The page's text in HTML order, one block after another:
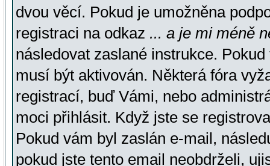
dvou věcí. Pokud je umožněna
registraci na odkaz ... a je mi méně
následovat zaslané instrukce.
musí být aktivován. Některá fóra
registrací, buď Vámi, nebo
moci přihlásit. Když jste se
Pokud vám byl zaslán e-mail,
pokud jste tento email neobdrželi,